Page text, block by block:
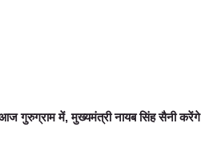
आज गुरुग्राम में, मुख्यमंत्री नायब सिंह सैनी करेंगे